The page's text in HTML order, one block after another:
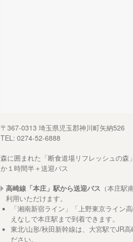
〒367-0313 埼玉県児玉郡神川町矢納526
TEL: 0274-52-6888
森に囲まれた「断食道場リフレッシュの森
か１時間半＋送迎バス
高崎線「本庄」駅から送迎バス （本庄駅
利用いただけます。
「湘南新宿ライン」「上野東京ライン
えなしで本庄駅まで到着できます。
東北/山形/秋田新幹線は、大宮駅でJR高
ださい。